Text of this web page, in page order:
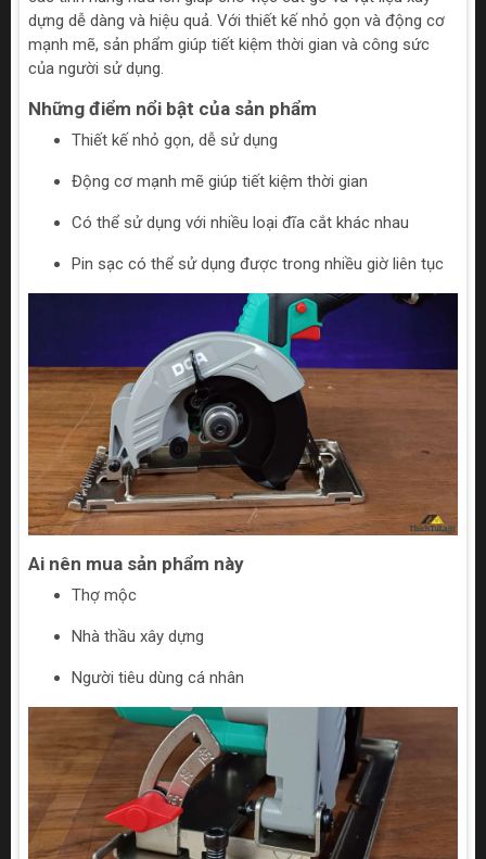
dựng dễ dàng và hiệu quả. Với thiết kế nhỏ gọn và động cơ
mạnh mẽ, sản phẩm giúp tiết kiệm thời gian và công sức
của người sử dụng.
Những điểm nổi bật của sản phẩm
Thiết kế nhỏ gọn, dễ sử dụng
Động cơ mạnh mẽ giúp tiết kiệm thời gian
Có thể sử dụng với nhiều loại đĩa cắt khác nhau
Pin sạc có thể sử dụng được trong nhiều giờ liên tục
Ai nên mua sản phẩm này
Thợ mộc
Nhà thầu xây dựng
Người tiêu dùng cá nhân